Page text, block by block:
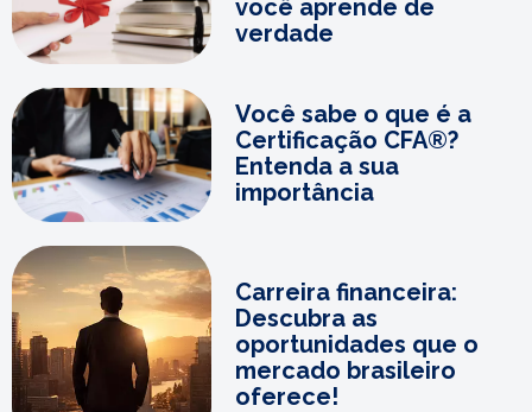
você aprende de
verdade
Você sabe o que é a
Certificação CFA®?
Entenda a sua
importância
Carreira financeira:
Descubra as
oportunidades que o
mercado brasileiro
oferece!